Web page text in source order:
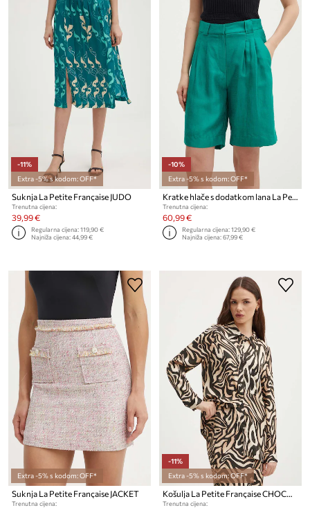
-11%
Extra -5% s kodom: OFF*
Suknja La Petite Française JUDO
Trenutna cijena:
39,99 €
Regularna cijena:119,90 €
Najniža cijena:44,99 €
-10%
Extra -5% s kodom: OFF*
Trenutna cijena:
60,99 €
Regularna cijena:129,90 €
Najniža cijena:67,99 €
Extra -5% s kodom: OFF*
Suknja La Petite Française JACKET
Trenutna cijena:
-11%
Extra -5% s kodom: OFF*
Trenutna cijena: